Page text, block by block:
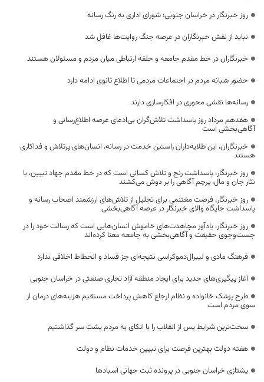
روز خبرنگار در خراسان جنوبی؛ شورای اداری به رنگ رسانه
نباید از نقش خبرنگاران در عرصه جنگ روایت‌ها غافل شد
خبرنگاران در خط مقدم جامعه و حلقه ارتباطی میان مردم و مسئولان هستند
حضور شبانه مردم در اجتماعات مردمی تا اطلاع ثانوی ادامه دارد
رسانه‌ها نقشی محوری در افکارسازی دارند
هفدهم مرداد روز پاسداشت تلاش‌گران بی‌ادعای عرصه اطلاع‌رسانی و
آگاهی‌بخشی است
خبرنگاران، این طلایه‌داران راستین خدمت در رسانه، انسان‌های پرتلاش و فداکاری
هستند
روز خبرنگار، پاسداشت رنج و تلاش کسانی است که در خط مقدم جهاد تبیین، با
نثار جان و مال، پرچم آگاهی را بر دوش می‌کشند
روز خبرنگار، فرصت مغتنمی برای تجلیل از تلاش‌های ارزشمند اصحاب رسانه و
پاسداشت جایگاه والای خبرنگار در عرصه آگاهی‌بخشی
روز خبرنگار، یادآور مجاهدت‌های خاموش انسان‌هایی است که رسالت خود را در
جست‌وجوی حقیقت و آگاهی‌بخشی به جامعه معنا کرده‌اند
فرهنگ مادی و لیبرال‌دموکراسی نتیجه‌ای جز فساد و انحطاط اخلاقی ندارد
آغاز پیگیری‌های جدید برای ایجاد منطقه آزاد تجاری صنعتی در خراسان جنوبی
طرح پزشک خانواده و نظام ارجاع کاهش پرداخت مستقیم هزینه‌های درمان از
سوی مردم است
سخت‌ترین شرایط پس از انقلاب را با اتکای به مردم پشت سر گذاشتیم
هفته دولت بهترین فرصت برای تبیین خدمات نظام و دولت
یشتازی خراسان جنوبی در پرونده ثبت جهانی آسبادها